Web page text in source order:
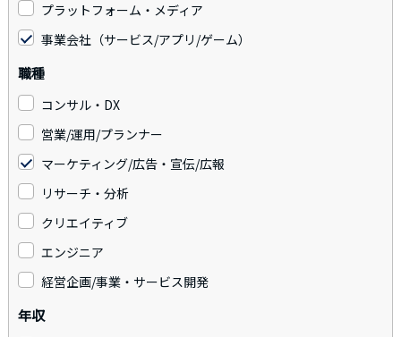
プラットフォーム・メディア
事業会社（サービス/アプリ/ゲーム）
職種
コンサル・DX
営業/運用/プランナー
マーケティング/広告・宣伝/広報
リサーチ・分析
クリエイティブ
エンジニア
経営企画/事業・サービス開発
年収